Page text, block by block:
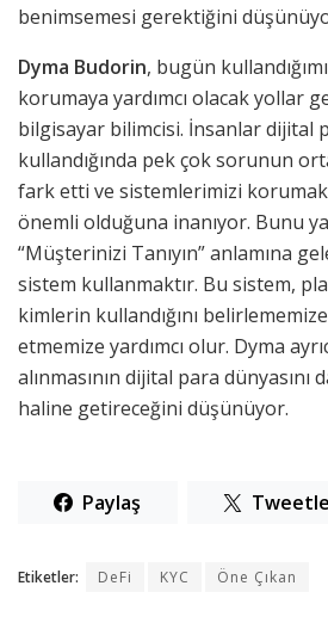
benimsemesi gerektiğini
Dyma Budorin, bugün
korumaya yardımcı olacak yollar
bilgisayar bilimcisi. İnsanlar dijital
kullandığında pek çok sorunun
fark etti ve sistemlerimizi korumak
önemli olduğuna inanıyor. Bunu
“Müşterinizi Tanıyın” anlamına
sistem kullanmaktır. Bu sistem,
kimlerin kullandığını
etmemize yardımcı olur. Dyma
alınmasının dijital para
haline getireceğini düşünüyor.
Paylaş Tweetle
Etiketler: DeFi KYC Öne Çıkan